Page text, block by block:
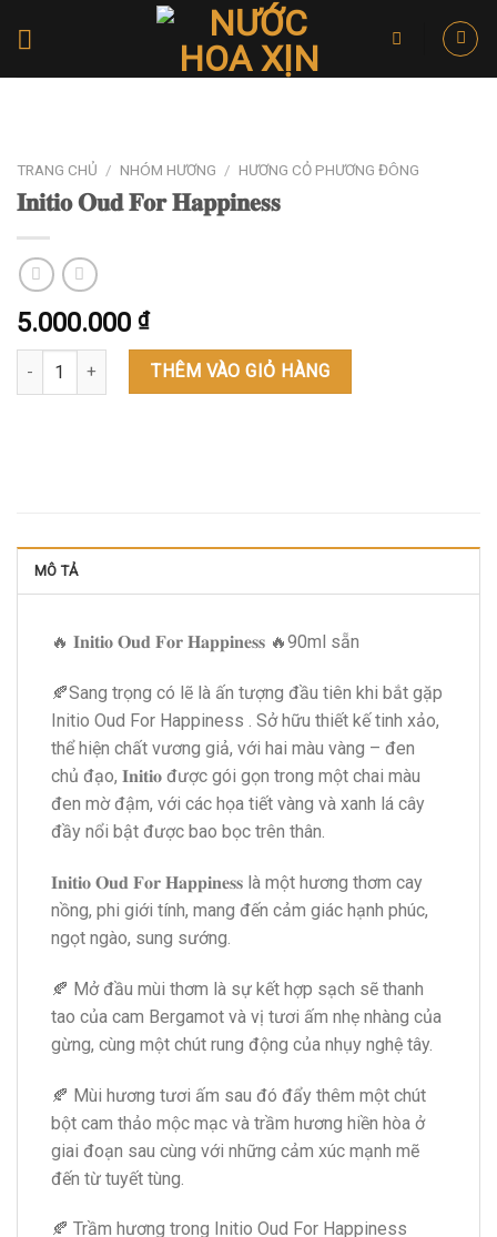
TRANG CHỦ / NHÓM HƯƠNG / HƯƠNG CỎ PHƯƠNG ĐÔNG
𝐈𝐧𝐢𝐭𝐢𝐨 𝐎𝐮𝐝 𝐅𝐨𝐫 𝐇𝐚𝐩𝐩𝐢𝐧𝐞𝐬𝐬
5.000.000 ₫
𝐈𝐧𝐢𝐭𝐢𝐨 𝐎𝐮𝐝 𝐅𝐨𝐫 𝐇𝐚𝐩𝐩𝐢𝐧𝐞𝐬𝐬 số lượng
THÊM VÀO GIỎ HÀNG
MÔ TẢ
🔥 𝐈𝐧𝐢𝐭𝐢𝐨 𝐎𝐮𝐝 𝐅𝐨𝐫 𝐇𝐚𝐩𝐩𝐢𝐧𝐞𝐬𝐬 🔥90ml sẵn
🍂Sang trọng có lẽ là ấn tượng đầu tiên khi bắt gặp
Initio Oud For Happiness . Sở hữu thiết kế tinh xảo,
thể hiện chất vương giả, với hai màu vàng – đen
chủ đạo, 𝐈𝐧𝐢𝐭𝐢𝐨 được gói gọn trong một chai màu
đen mờ đậm, với các họa tiết vàng và xanh lá cây
đầy nổi bật được bao bọc trên thân.
𝐈𝐧𝐢𝐭𝐢𝐨 𝐎𝐮𝐝 𝐅𝐨𝐫 𝐇𝐚𝐩𝐩𝐢𝐧𝐞𝐬𝐬 là một hương thơm cay
nồng, phi giới tính, mang đến cảm giác hạnh phúc,
ngọt ngào, sung sướng.
🍂 Mở đầu mùi thơm là sự kết hợp sạch sẽ thanh
tao của cam Bergamot và vị tươi ấm nhẹ nhàng của
gừng, cùng một chút rung động của nhụy nghệ tây.
🍂 Mùi hương tươi ấm sau đó đẩy thêm một chút
bột cam thảo mộc mạc và trầm hương hiền hòa ở
giai đoạn sau cùng với những cảm xúc mạnh mẽ
đến từ tuyết tùng.
🍂 Trầm hương trong Initio Oud For Happiness